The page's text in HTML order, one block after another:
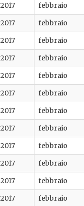
2017 febbraio
2017 febbraio
2017 febbraio
2017 febbraio
2017 febbraio
2017 febbraio
2017 febbraio
2017 febbraio
2017 febbraio
2017 febbraio
2017 febbraio
2017 febbraio